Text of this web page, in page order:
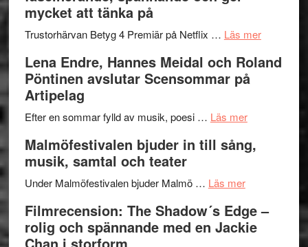
lättsam
2026
I
Delvis
genrens
terräng
mycket att tänka på
Trustorhärvan Betyg 4 Premiär på Netflix … Läs merom
på
Lena Endre, Hannes Meidal och Roland
Pöntinen avslutar Scensommar på
Artipelag
Efter en sommar fylld av musik, poesi … Läs merom
Endre,
Roland
Pöntinen
Malmöfestivalen bjuder in till sång,
musik, samtal och teater
Under Malmöfestivalen bjuder Malmö … Läs merom
bjuder
in
Filmrecension: The Shadow´s Edge –
rolig och spännande med en Jackie